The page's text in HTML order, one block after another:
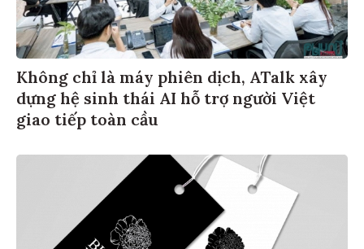
Không chỉ là máy phiên dịch, ATalk xây
dựng hệ sinh thái AI hỗ trợ người Việt
giao tiếp toàn cầu